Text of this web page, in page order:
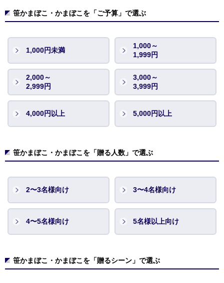
笹かまぼこ・かまぼこを「ご予算」で選ぶ
1,000円未満
1,000～
1,999円
2,000～
2,999円
3,000～
3,999円
4,000円以上 5,000円以上
笹かまぼこ・かまぼこを「贈る人数」で選ぶ
2〜3名様向け 3〜4名様向け
4〜5名様向け 5名様以上向け
笹かまぼこ・かまぼこを「贈るシーン」で選ぶ